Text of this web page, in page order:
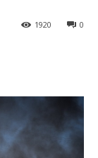
0
1920